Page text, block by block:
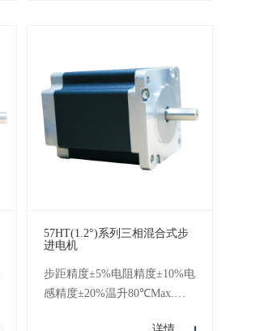
57HT(1.2°)系列三相混合式步
进电机
步距精度±5%电阻精度±10%电
感精度±20%温升80℃Max.环